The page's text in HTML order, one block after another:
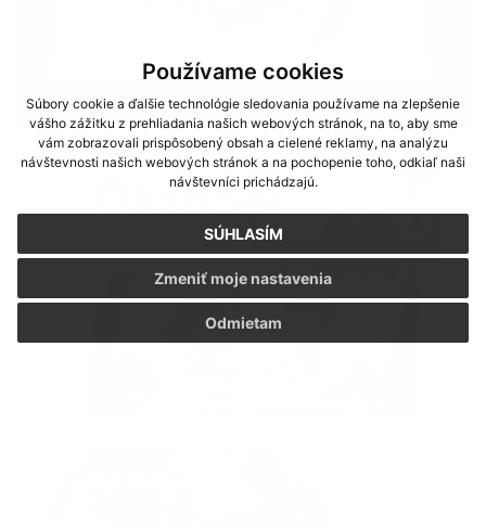
Používame cookies
Súbory cookie a ďalšie technológie sledovania používame na zlepšenie
vášho zážitku z prehliadania našich webových stránok, na to, aby sme
vám zobrazovali prispôsobený obsah a cielené reklamy, na analýzu
návštevnosti našich webových stránok a na pochopenie toho, odkiaľ naši
návštevníci prichádzajú.
SÚHLASÍM
Odmietam
Zmeniť moje nastavenia